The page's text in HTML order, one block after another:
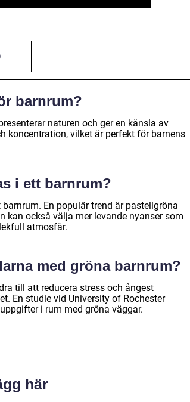
barnrum?
naturen och ger en känsla av
koncentration, vilket är perfekt för barnens
i ett barnrum?
En populär trend är pastellgröna
kan också välja mer levande nyanser som
atmosfär.
med gröna barnrum?
till att reducera stress och ångest
En studie vid University of Rochester
i rum med gröna väggar.
här